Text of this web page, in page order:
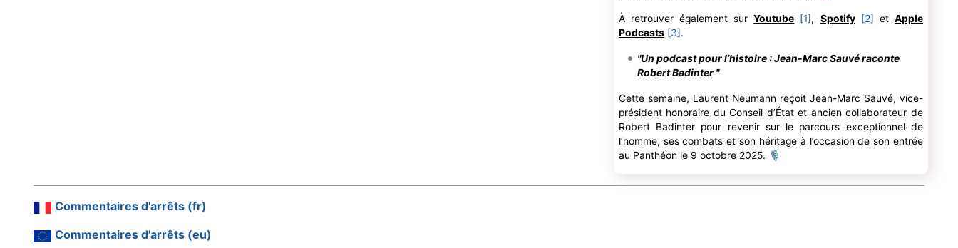
À retrouver également surYoutube [1], Spotify [2] et Apple
Podcasts [3].
"Un podcast pour l’histoire : Jean-Marc Sauvé raconte
Robert Badinter "
Cette semaine, Laurent Neumann reçoit Jean-Marc Sauvé, vice-
président honoraire du Conseil d’État et ancien collaborateur de
Robert Badinter pour revenir sur le parcours exceptionnel de
l’homme, ses combats et son héritage à l’occasion de son entrée
au Panthéon le 9 octobre 2025. 🎙
Commentaires d'arrêts (fr)
Commentaires d'arrêts (eu)